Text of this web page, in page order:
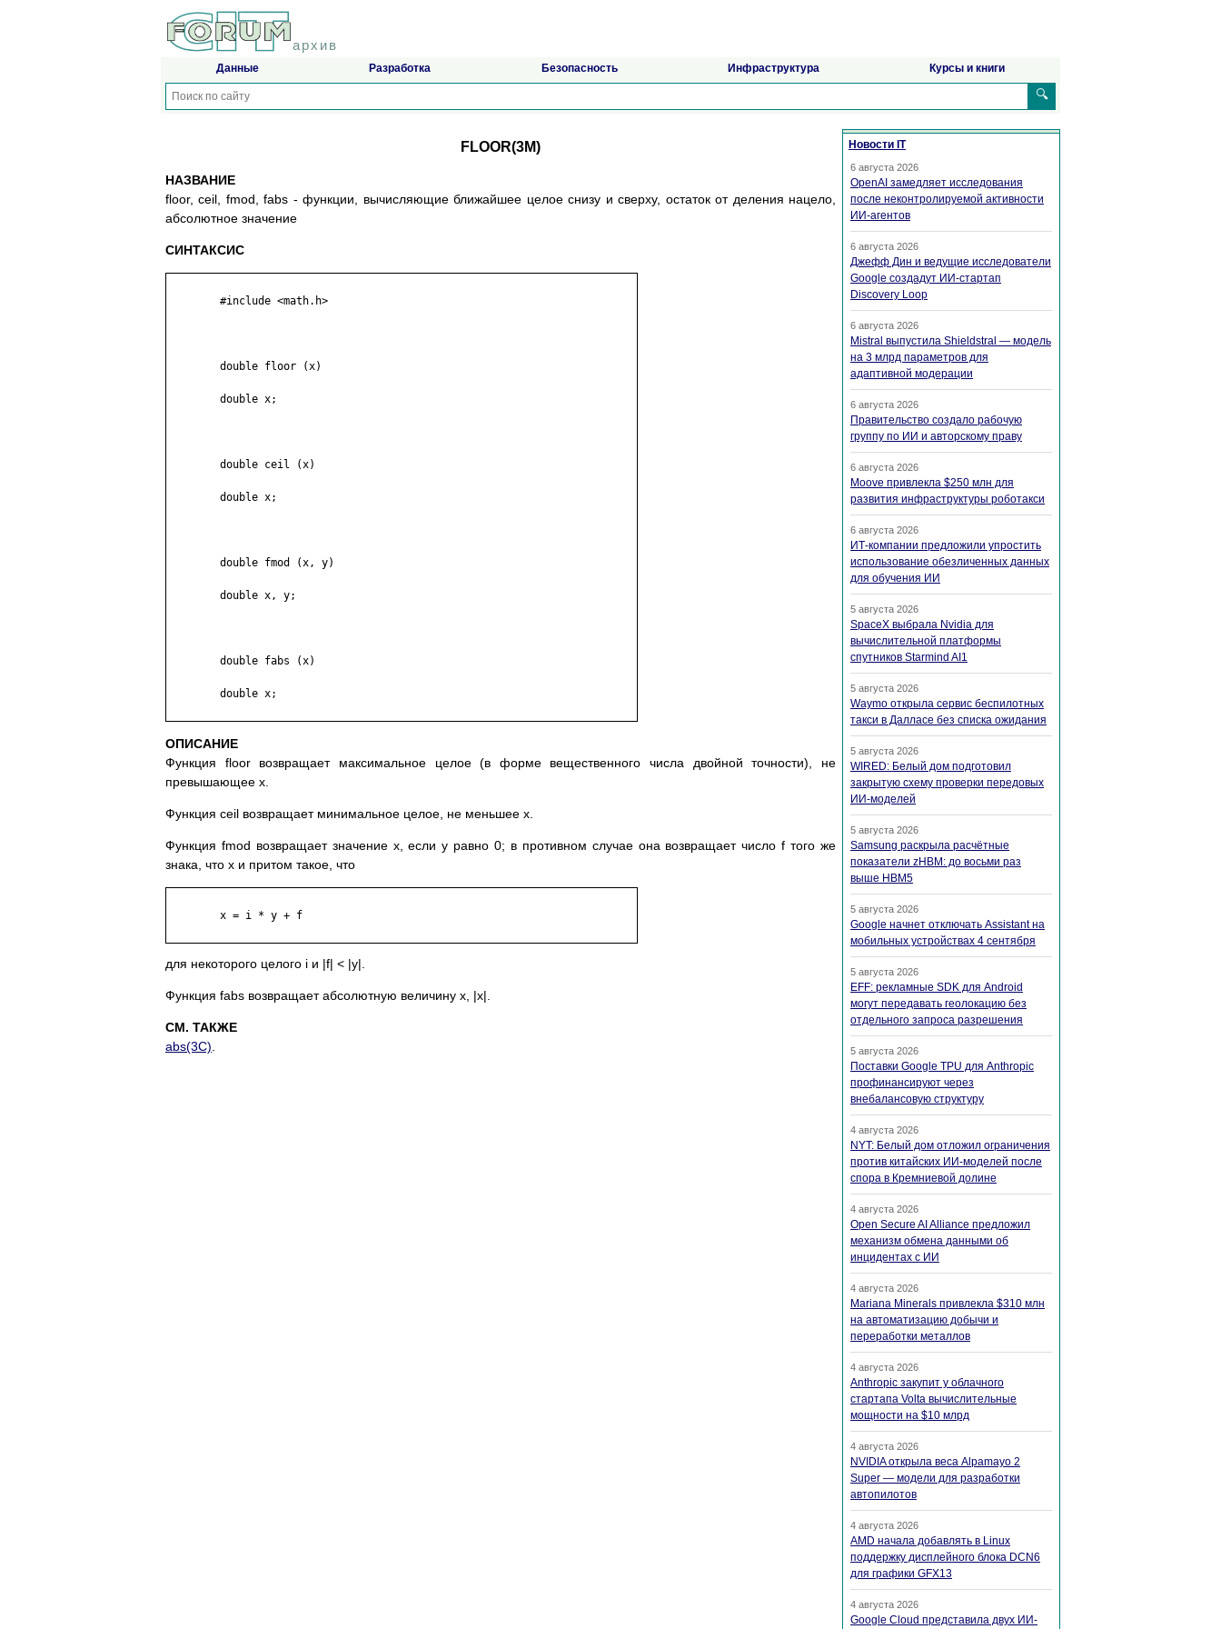
архив
Данные Разработка Безопасность Инфраструктура Курсы и книги
🔍
FLOOR(3M)
НАЗВАНИЕ
floor, ceil, fmod, fabs - функции, вычисляющие ближайшее целое снизу и сверху, остаток от деления нацело,
абсолютное значение
СИНТАКСИС
ОПИСАНИЕ
Функция floor возвращает максимальное целое (в форме вещественного числа двойной точности), не
превышающее x.
Функция ceil возвращает минимальное целое, не меньшее x.
Функция fmod возвращает значение x, если y равно 0; в противном случае она возвращает число f того же
знака, что x и притом такое, что
для некоторого целого i и |f| < |y|.
Функция fabs возвращает абсолютную величину x, |x|.
СМ. ТАКЖЕ
abs(3C)
Новости IT
6 августа 2026
OpenAI замедляет исследования
после неконтролируемой активности
ИИ-агентов
6 августа 2026
Джефф Дин и ведущие исследователи
Google создадут ИИ-стартап
Discovery Loop
6 августа 2026
Mistral выпустила Shieldstral — модель
на 3 млрд параметров для
адаптивной модерации
6 августа 2026
Правительство создало рабочую
группу по ИИ и авторскому праву
6 августа 2026
Moove привлекла $250 млн для
развития инфраструктуры роботакси
6 августа 2026
ИТ-компании предложили упростить
использование обезличенных данных
для обучения ИИ
5 августа 2026
SpaceX выбрала Nvidia для
вычислительной платформы
спутников Starmind AI1
5 августа 2026
Waymo открыла сервис беспилотных
такси в Далласе без списка ожидания
5 августа 2026
WIRED: Белый дом подготовил
закрытую схему проверки передовых
ИИ-моделей
5 августа 2026
Samsung раскрыла расчётные
показатели zHBM: до восьми раз
выше HBM5
5 августа 2026
Google начнет отключать Assistant на
мобильных устройствах 4 сентября
5 августа 2026
EFF: рекламные SDK для Android
могут передавать геолокацию без
отдельного запроса разрешения
5 августа 2026
Поставки Google TPU для Anthropic
профинансируют через
внебалансовую структуру
4 августа 2026
NYT: Белый дом отложил ограничения
против китайских ИИ-моделей после
спора в Кремниевой долине
4 августа 2026
Open Secure AI Alliance предложил
механизм обмена данными об
инцидентах с ИИ
4 августа 2026
Mariana Minerals привлекла $310 млн
на автоматизацию добычи и
переработки металлов
4 августа 2026
Anthropic закупит у облачного
стартапа Volta вычислительные
мощности на $10 млрд
4 августа 2026
NVIDIA открыла веса Alpamayo 2
Super — модели для разработки
автопилотов
4 августа 2026
AMD начала добавлять в Linux
поддержку дисплейного блока DCN6
для графики GFX13
4 августа 2026
Google Cloud представила двух ИИ-